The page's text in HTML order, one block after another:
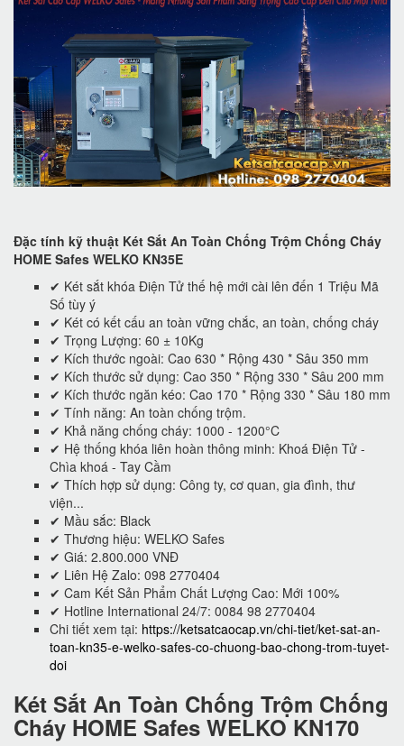
Đặc tính kỹ thuật Két Sắt An Toàn Chống Trộm Chống Cháy
HOME Safes WELKO KN35E
✔ Két sắt khóa Điện Tử thế hệ mới cài lên đến 1 Triệu Mã
Số tùy ý
✔ Két có kết cấu an toàn vững chắc, an toàn, chống cháy
✔ Trọng Lượng: 60 ± 10Kg
✔ Kích thước ngoài: Cao 630 * Rộng 430 * Sâu 350 mm
✔ Kích thước sử dụng: Cao 350 * Rộng 330 * Sâu 200 mm
✔ Kích thước ngăn kéo: Cao 170 * Rộng 330 * Sâu 180 mm
✔ Tính năng: An toàn chống trộm.
✔ Khả năng chống cháy: 1000 - 1200°C
✔ Hệ thống khóa liên hoàn thông minh: Khoá Điện Tử -
Chìa khoá - Tay Cầm
✔ Thích hợp sử dụng: Công ty, cơ quan, gia đình, thư
viện...
✔ Mầu sắc: Black
✔ Thương hiệu: WELKO Safes
✔ Giá: 2.800.000 VNĐ
✔ Liên Hệ Zalo: 098 2770404
✔ Cam Kết Sản Phẩm Chất Lượng Cao: Mới 100%
✔ Hotline International 24/7: 0084 98 2770404
Chi tiết xem tại: https://ketsatcaocap.vn/chi-tiet/ket-sat-an-
toan-kn35-e-welko-safes-co-chuong-bao-chong-trom-tuyet-
doi
Két Sắt An Toàn Chống Trộm Chống
Cháy HOME Safes WELKO KN170